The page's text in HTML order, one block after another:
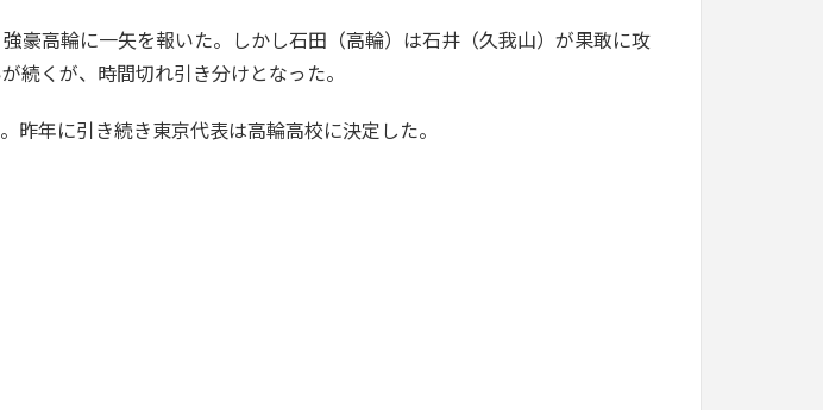
豪高輪に一矢を報いた。しかし石田（高輪）は石井（久我山）が果敢に攻
続くが、時間切れ引き分けとなった。
年に引き続き東京代表は高輪高校に決定した。